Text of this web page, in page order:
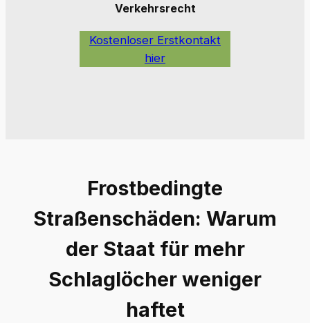
Verkehrsrecht
Kostenloser Erstkontakt
hier
Frostbedingte
Straßenschäden: Warum
der Staat für mehr
Schlaglöcher weniger
haftet